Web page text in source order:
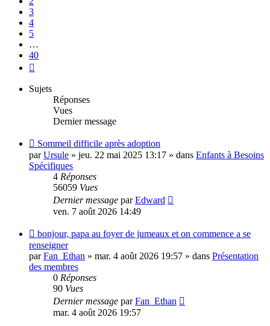
3
4
5
…
40
Sujets
Réponses
Vues
Dernier message
Nouveau
message
Sommeil difficile après adoption
parUrsule » jeu. 22 mai 2025 13:17 » dans Enfants à Besoins
Spécifiques
4 Réponses
56059 Vues
Dernier message parEdward
ven. 7 août 2026 14:49
Nouveau
message
bonjour, papa au foyer de jumeaux et on commence a se
renseigner
parFan_Ethan » mar. 4 août 2026 19:57 » dans Présentation
des membres
0 Réponses
90 Vues
Dernier message parFan_Ethan
mar. 4 août 2026 19:57